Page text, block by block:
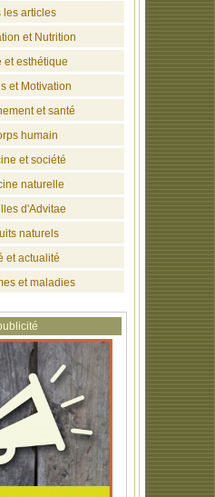
les articles
et Nutrition
et esthétique
et Motivation
et santé
humain
et société
naturelle
d'Advitae
naturels
et actualité
et maladies